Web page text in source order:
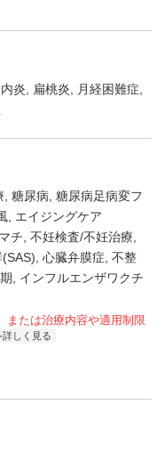
炎 扁桃炎
月経困難症
糖尿病 糖尿病足病変フ
エイジングケア
チ 不妊検査/不妊治療
心臓弁膜症 不整
インフルエンザワクチ
または治療内容や適用制限
詳しく見る